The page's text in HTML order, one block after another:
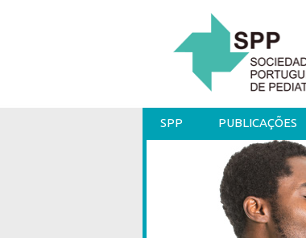
SPP PUBLICAÇÕES